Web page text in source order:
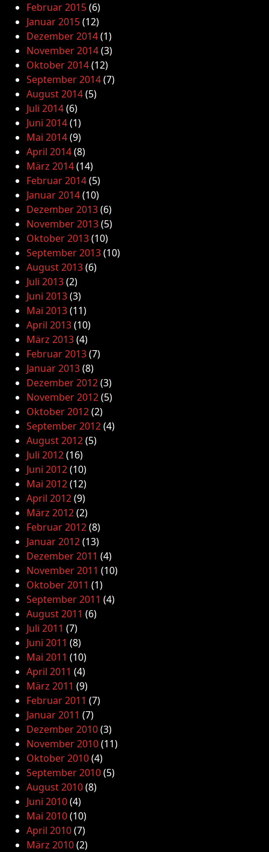
Februar 2015(6)
Januar 2015(12)
Dezember 2014(1)
November 2014(3)
Oktober 2014(12)
September 2014(7)
August 2014(5)
Juli 2014(6)
Juni 2014(1)
Mai 2014(9)
April 2014(8)
März 2014(14)
Februar 2014(5)
Januar 2014(10)
Dezember 2013(6)
November 2013(5)
Oktober 2013(10)
September 2013(10)
August 2013(6)
Juli 2013(2)
Juni 2013(3)
Mai 2013(11)
April 2013(10)
März 2013(4)
Februar 2013(7)
Januar 2013(8)
Dezember 2012(3)
November 2012(5)
Oktober 2012(2)
September 2012(4)
August 2012(5)
Juli 2012(16)
Juni 2012(10)
Mai 2012(12)
April 2012(9)
März 2012(2)
Februar 2012(8)
Januar 2012(13)
Dezember 2011 (4)
November 2011 (10)
Oktober 2011 (1)
September 2011 (4)
August 2011 (6)
Juli 2011 (7)
Juni 2011 (8)
Mai 2011 (10)
April 2011 (4)
März 2011 (9)
Februar 2011 (7)
Januar 2011 (7)
Dezember 2010(3)
November 2010(11)
Oktober 2010(4)
September 2010(5)
August 2010(8)
Juni 2010(4)
Mai 2010(10)
April 2010(7)
März 2010(2)